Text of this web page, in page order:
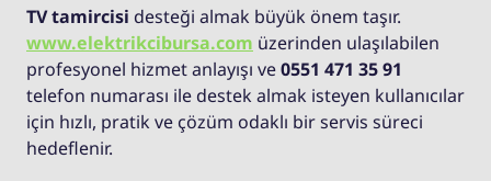
TV tamircisi desteği almak büyük önem taşır.
www.elektrikcibursa.com üzerinden ulaşılabilen
profesyonel hizmet anlayışı ve0551 471 35 91
telefon numarası ile destek almak isteyen kullanıcılar
için hızlı, pratik ve çözüm odaklı bir servis süreci
hedeflenir.